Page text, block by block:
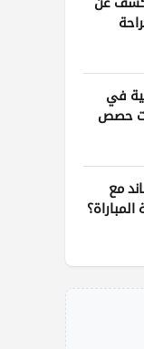
في
حصص
مع